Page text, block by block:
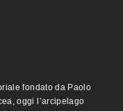
fondato da Paolo
oggi l’arcipelago